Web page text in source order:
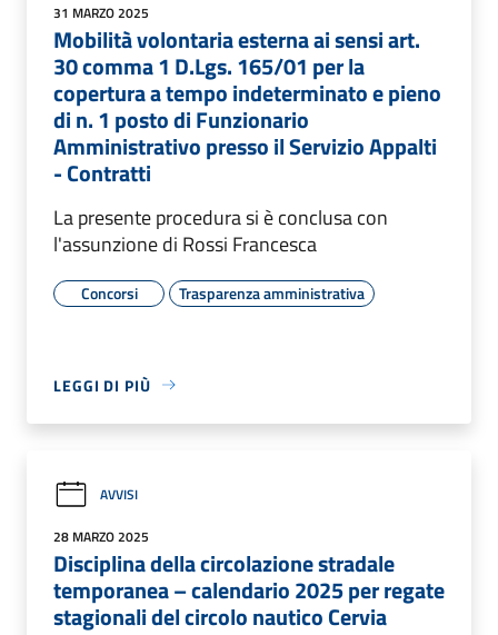
31 MARZO 2025
Mobilità volontaria esterna ai sensi art.
30 comma 1 D.Lgs. 165/01 per la
copertura a tempo indeterminato e pieno
di n. 1 posto di Funzionario
Amministrativo presso il Servizio Appalti
- Contratti
La presente procedura si è conclusa con
l'assunzione di Rossi Francesca
Concorsi Trasparenza amministrativa
LEGGI DI PIÙ
AVVISI
28 MARZO 2025
Disciplina della circolazione stradale
temporanea – calendario 2025 per regate
stagionali del circolo nautico Cervia